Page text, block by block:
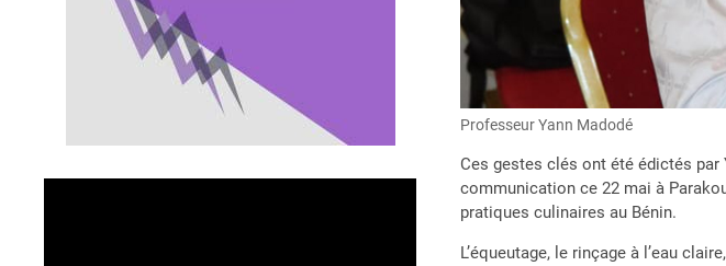
Professeur Yann Madodé
Ces gestes clés ont été édictés
communication ce 22 mai à
pratiques culinaires au Bénin.
L’équeutage, le rinçage à l’eau